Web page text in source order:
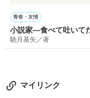
メディアもゲームもま
いじめの世界は、本当変
キムタク夫妻と同世代
2度目の成人式も過ぎて
青春・友情
小説家―食べて吐いて
馳月基矢／著
マイリンク